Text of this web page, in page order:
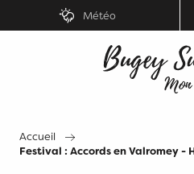
au
Météo
Accueil
Festival : Accords en Valromey -